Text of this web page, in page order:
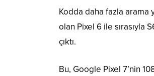
Kodda daha fazla arama
olan Pixel 6 ile sırasıyla
çıktı.
Bu, Google Pixel 7’nin